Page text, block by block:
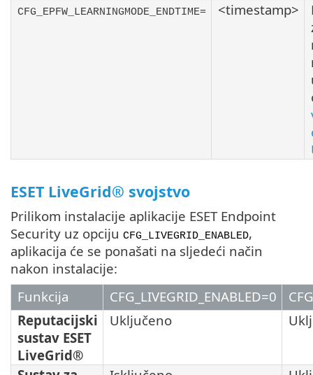
CFG_EPFW_LEARNINGMODE_ENDTIME= <timestamp>
ESET LiveGrid® svojstvo
Prilikom instalacije aplikacije ESET Endpoint
Security uz opciju CFG_LIVEGRID_ENABLED,
aplikacija će se ponašati na sljedeći način
nakon instalacije:
Funkcija
CFG_LIVEGRID_ENABLED=0
Reputacijski
sustav ESET
LiveGrid®
Uključeno